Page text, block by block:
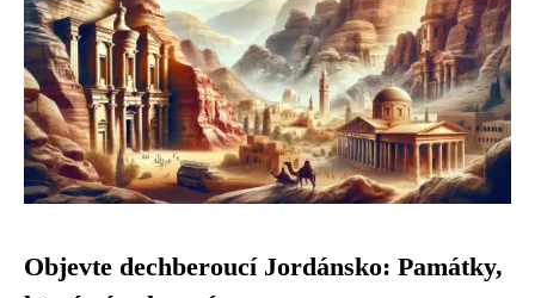
Objevte dechberoucí Jordánsko: Památky,